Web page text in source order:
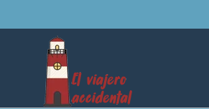
al
contenido